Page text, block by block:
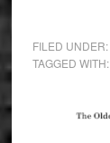
FILED UNDER:
TAGGED WITH: